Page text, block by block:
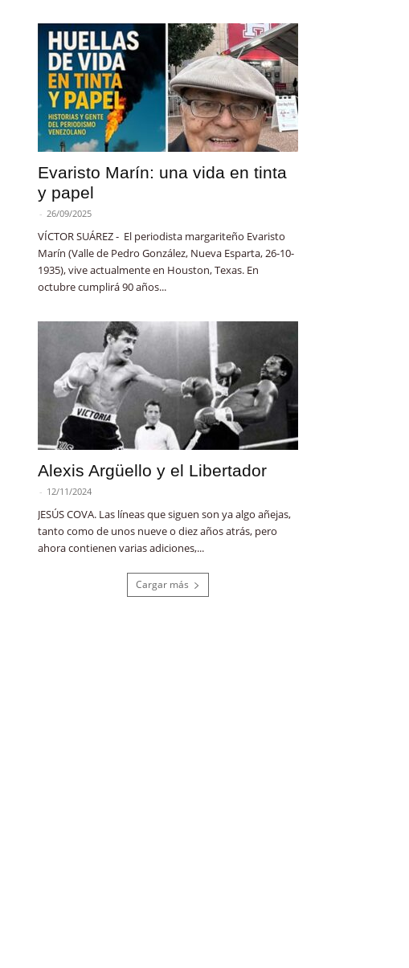
Evaristo Marín: una vida en tinta
y papel
- 26/09/2025
VÍCTOR SUÁREZ - El periodista margariteño Evaristo
Marín (Valle de Pedro González, Nueva Esparta, 26-10-
1935), vive actualmente en Houston, Texas. En
octubre cumplirá 90 años...
Alexis Argüello y el Libertador
- 12/11/2024
JESÚS COVA. Las líneas que siguen son ya algo añejas,
tanto como de unos nueve o diez años atrás, pero
ahora contienen varias adiciones,...
Cargar más